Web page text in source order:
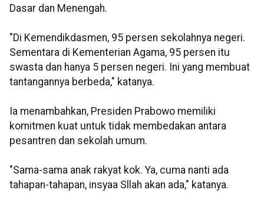
Dasar dan Menengah.
"Di Kemendikdasmen, 95 persen sekolahnya negeri.
Sementara di Kementerian Agama, 95 persen itu
swasta dan hanya 5 persen negeri. Ini yang membuat
tantangannya berbeda," katanya.
Ia menambahkan, Presiden Prabowo memiliki
komitmen kuat untuk tidak membedakan antara
pesantren dan sekolah umum.
"Sama-sama anak rakyat kok. Ya, cuma nanti ada
tahapan-tahapan, insyaa Sllah akan ada," katanya.